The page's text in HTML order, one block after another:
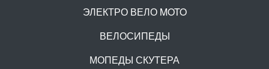
ЭЛЕКТРО ВЕЛО MOTO
ВЕЛОСИПЕДЫ
МОПЕДЫ СКУТЕРА